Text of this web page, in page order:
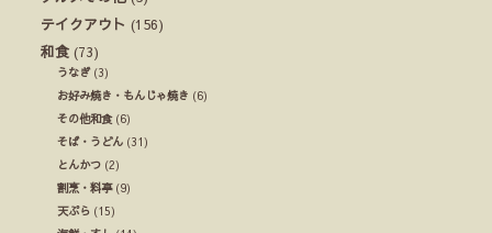
テイクアウト (156)
和食 (73)
うなぎ(3)
お好み焼き・もんじゃ焼き (6)
その他和食(6)
そば・うどん (31)
とんかつ (2)
割烹・料亭(9)
天ぷら (15)